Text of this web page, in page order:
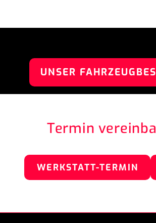
UNSER
Termin
WERKSTATT-TERMIN